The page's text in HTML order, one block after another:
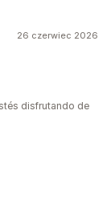
26 czerwiec 2026
disfrutando de